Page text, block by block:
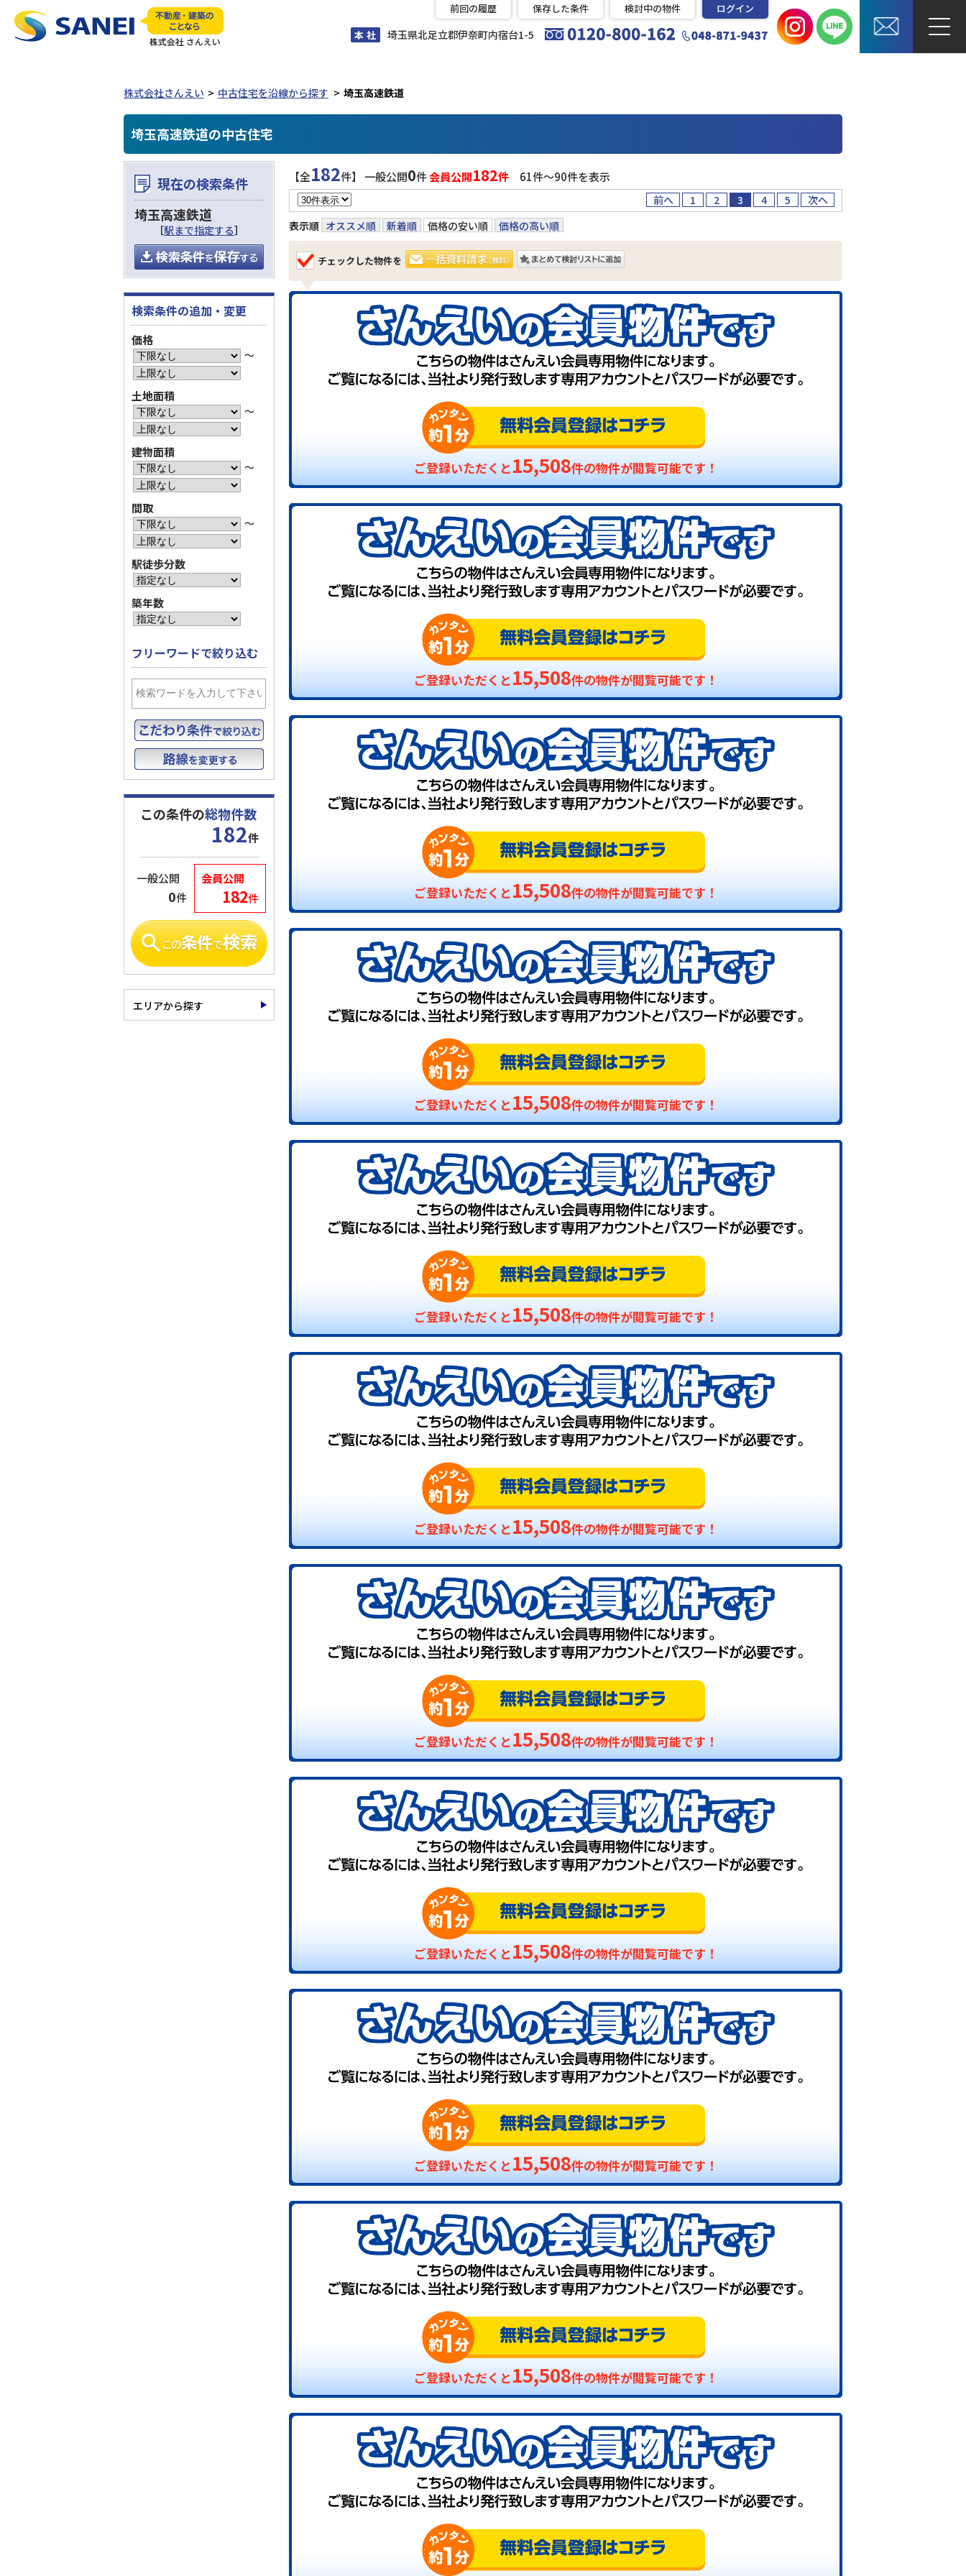
本 社 埼玉県北足立郡伊奈町内宿台1-5
前回の履歴 保存した条件 検討中の物件 ログイン
株式会社さんえい 中古住宅を沿線から探す 埼玉高速鉄道
埼玉高速鉄道の中古住宅
【全182件】 一般公開0件会員公開182件 61件〜90件を表示
前へ 1 2 3 4 5
次へ
表示順 オススメ順 新着順 価格の安い順 価格の高い順
チェックした物件を
ご登録いただくと15,508件の物件が閲覧可能です！
ご登録いただくと15,508件の物件が閲覧可能です！
ご登録いただくと15,508件の物件が閲覧可能です！
ご登録いただくと15,508件の物件が閲覧可能です！
ご登録いただくと15,508件の物件が閲覧可能です！
ご登録いただくと15,508件の物件が閲覧可能です！
ご登録いただくと15,508件の物件が閲覧可能です！
ご登録いただくと15,508件の物件が閲覧可能です！
ご登録いただくと15,508件の物件が閲覧可能です！
ご登録いただくと15,508件の物件が閲覧可能です！
現在の検索条件
埼玉高速鉄道
［駅まで指定する］
検索条件の追加・変更
価格
〜
土地面積
〜
建物面積
〜
間取
〜
駅徒歩分数
築年数
フリーワードで絞り込む
この条件の総物件数
182件
会員公開
182件
一般公開
0件
エリアから探す